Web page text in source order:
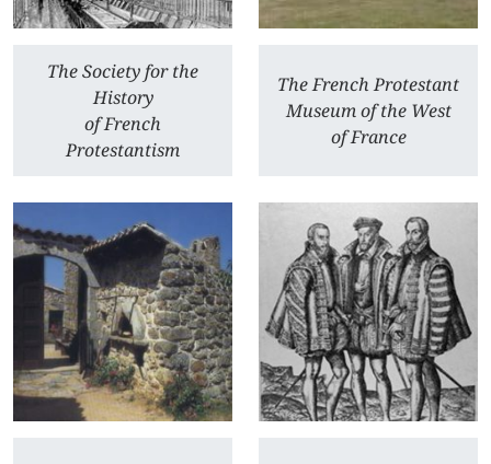
The Society for the
History
of French
Protestantism
The French Protestant
Museum of the West
of France